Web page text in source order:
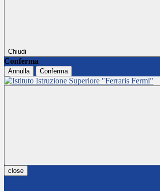
Chiudi
Conferma
Annulla Conferma
close